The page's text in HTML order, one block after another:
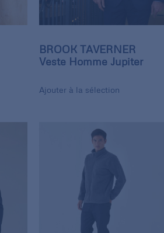
BROOK TAVERNER
Veste Homme Jupiter
Ajouter à la sélection